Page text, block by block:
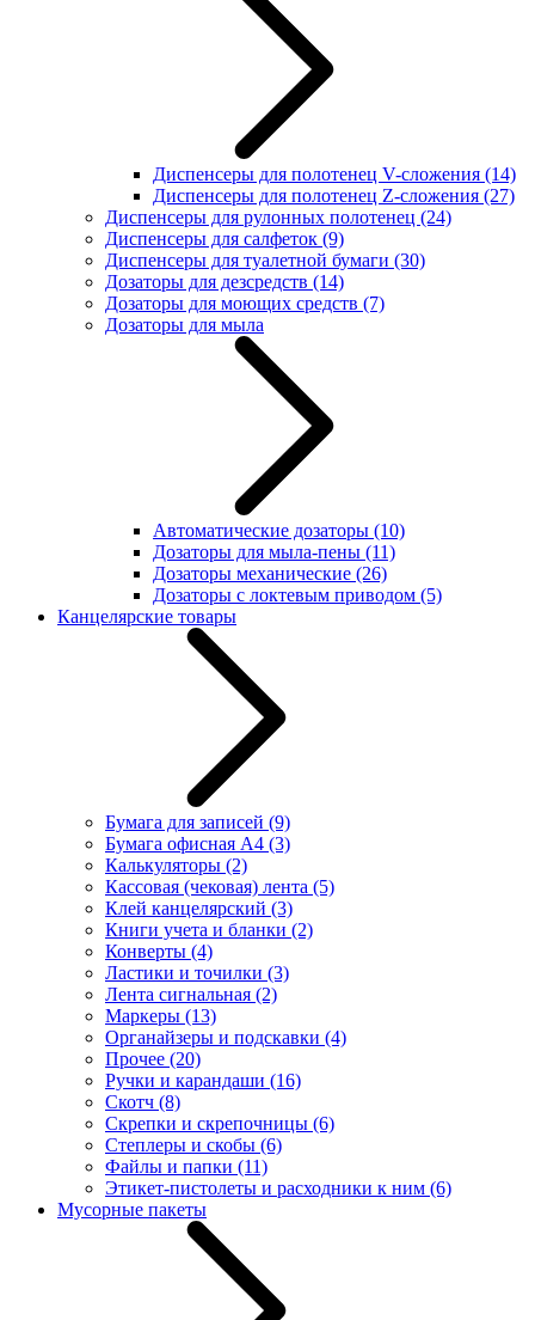
Диспенсеры для полотенец V-сложения (14)
Диспенсеры для полотенец Z-сложения (27)
Диспенсеры для рулонных полотенец (24)
Диспенсеры для салфеток (9)
Диспенсеры для туалетной бумаги (30)
Дозаторы для дезсредств (14)
Дозаторы для моющих средств (7)
Дозаторы для мыла
Автоматические дозаторы (10)
Дозаторы для мыла-пены (11)
Дозаторы механические (26)
Дозаторы с локтевым приводом (5)
Канцелярские товары
Бумага для записей (9)
Бумага офисная А4 (3)
Калькуляторы (2)
Кассовая (чековая) лента (5)
Клей канцелярский (3)
Книги учета и бланки (2)
Конверты (4)
Ластики и точилки (3)
Лента сигнальная (2)
Маркеры (13)
Органайзеры и подскавки (4)
Прочее (20)
Ручки и карандаши (16)
Скотч (8)
Скрепки и скрепочницы (6)
Степлеры и скобы (6)
Файлы и папки (11)
Этикет-пистолеты и расходники к ним (6)
Мусорные пакеты